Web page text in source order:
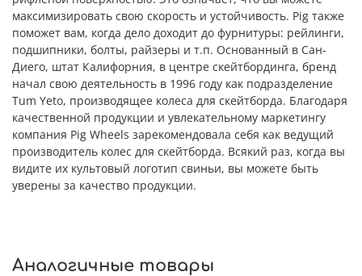
максимизировать свою скорость и устойчивость. Pig также
поможет вам, когда дело доходит до фурнитуры: рейлинги,
подшипники, болты, райзеры и т.п. Основанный в Сан-
Диего, штат Калифорния, в центре скейтбординга, бренд
начал свою деятельность в 1996 году как подразделение
Tum Yeto, производящее колеса для скейтборда. Благодаря
качественной продукции и увлекательному маркетингу
компания Pig Wheels зарекомендовала себя как ведущий
производитель колес для скейтборда. Всякий раз, когда вы
видите их культовый логотип свиньи, вы можете быть
уверены за качество продукции.
Аналогичные товары